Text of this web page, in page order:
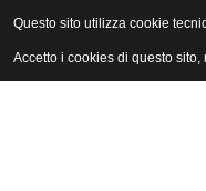
ANICA | Associazione
Questo sito utilizza cookie
Accetto i cookies di questo